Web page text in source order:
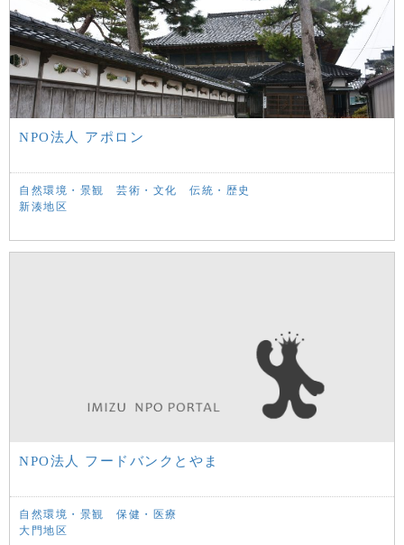
NPO法人 アポロン
自然環境・景観 芸術・文化
伝統・歴史
新湊地区
NPO法人 フードバンクとやま
自然環境・景観
保健・医療
大門地区